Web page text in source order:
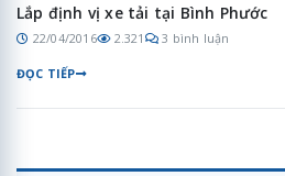
Lắp định vị xe tải tại Bình Phước
22/04/2016 2.321 3 bình luận
ĐỌC TIẾP